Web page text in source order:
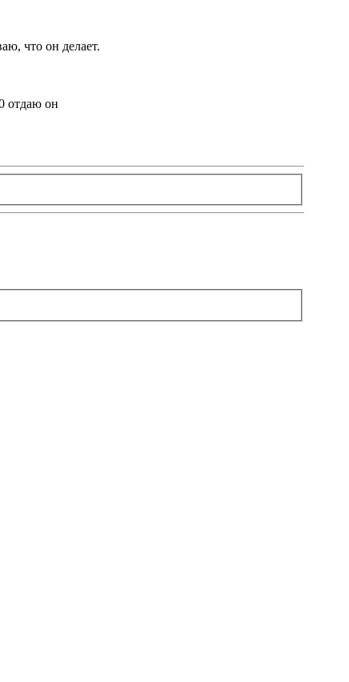
что он делает.
отдаю он